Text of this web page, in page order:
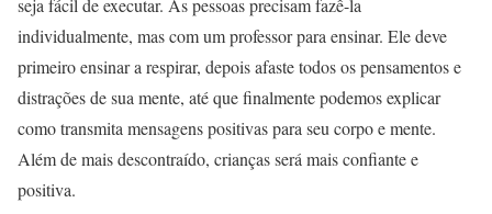
seja fácil de executar. As pessoas precisam fazê-la
individualmente, mas com um professor para ensinar. Ele deve
primeiro ensinar a respirar, depois afaste todos os pensamentos e
distrações de sua mente, até que finalmente podemos explicar
como transmita mensagens positivas para seu corpo e mente.
Além de mais descontraído, crianças será mais confiante e
positiva.